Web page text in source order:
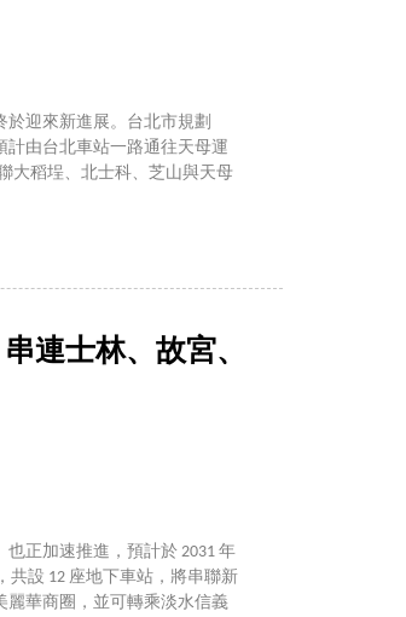
迎來新進展。台北市規劃
計由台北車站一路通往天母運
大稻埕、北士科、芝山與天母
連士林、故宮、
正加速推進，預計於 2031 年
共設 12 座地下車站，將串聯新
麗華商圈，並可轉乘淡水信義